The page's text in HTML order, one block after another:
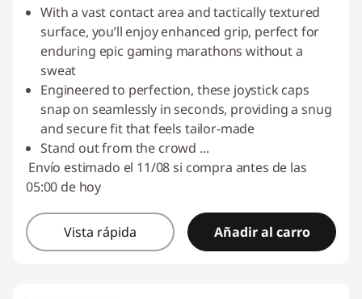
With a vast contact area and tactically textured
surface, you’ll enjoy enhanced grip, perfect for
enduring epic gaming marathons without a
sweat
Engineered to perfection, these joystick caps
snap on seamlessly in seconds, providing a snug
and secure fit that feels tailor-made
Stand out from the crowd ...
Envío estimado el 11/08 si compra antes de las
05:00 de hoy
Vista rápida Añadir al carro